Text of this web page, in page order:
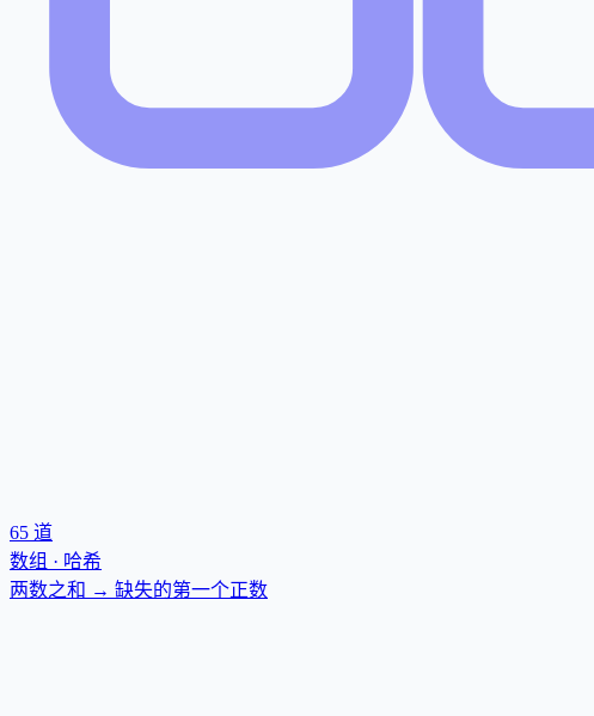
65 道
数组 · 哈希
两数之和 → 缺失的第一个正数